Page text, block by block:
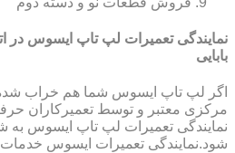
نمایندگی تعمیرات لپ تاپ ایسوس در
بابایی
اگر لپ تاپ ایسوس شما هم خراب شده و
مرکزی معتبر و توسط تعمیرکاران
نمایندگی تعمیرات لپ تاپ ایسوس به
شود.نمایندگی تعمیرات ایسوس